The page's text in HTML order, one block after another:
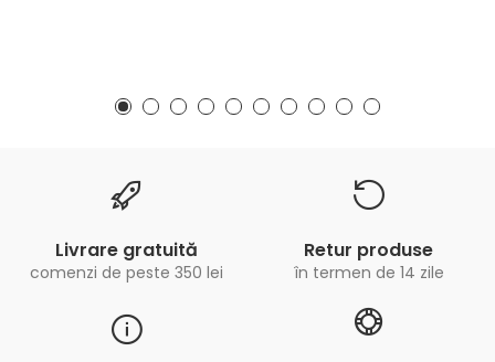
Livrare gratuită
comenzi de peste 350 lei
Retur produse
în termen de 14 zile